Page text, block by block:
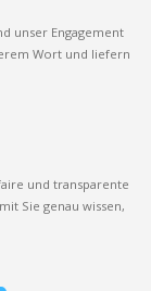
unser Engagement
Wort und liefern
und transparente
Sie genau wissen,